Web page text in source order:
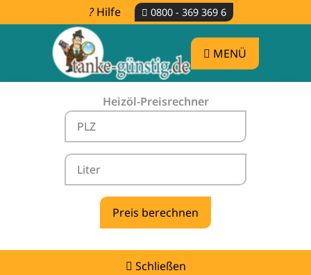
Hilfe 0800 - 369 369 6
MENÜ
Heizöl-Preisrechner
Schließen
Heizölpreise Bach an der Donau -
vergleichen & günstig tanken